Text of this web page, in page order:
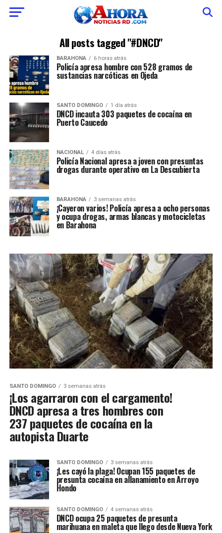
All posts tagged "#DNCD"
BARAHONA 6 horas atrás
Policía apresa hombre con 528 gramos de
sustancias narcóticas en Ojeda
SANTO DOMINGO 1 día atrás
DNCD incauta 303 paquetes de cocaína en
Puerto Caucedo
NACIONAL 4 días atrás
Policía Nacional apresa a joven con presuntas
drogas durante operativo en La Descubierta
BARAHONA 3 semanas atrás
¡Cayeron varios! Policía apresa a ocho personas
y ocupa drogas, armas blancas y motocicletas
en Barahona
SANTO DOMINGO 3 semanas atrás
¡Los agarraron con el cargamento!
DNCD apresa a tres hombres con
237 paquetes de cocaína en la
autopista Duarte
SANTO DOMINGO 3 semanas atrás
¡Les cayó la plaga! Ocupan 155 paquetes de
presunta cocaína en allanamiento en Arroyo
Hondo
SANTO DOMINGO 4 semanas atrás
DNCD ocupa 25 paquetes de presunta
marihuana en maleta que llego desde Nueva York